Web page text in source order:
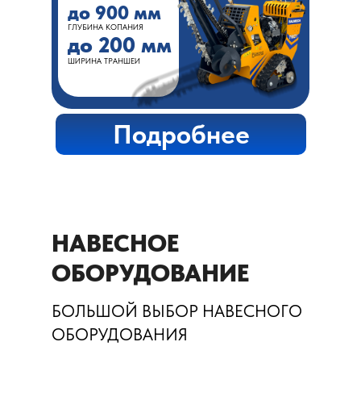
Подробнее
до 900 мм
до 200 мм
ГЛУБИНА КОПАНИЯ
ШИРИНА ТРАНШЕИ
НАВЕСНОЕ
ОБОРУДОВАНИЕ
БОЛЬШОЙ ВЫБОР НАВЕСНОГО
ОБОРУДОВАНИЯ